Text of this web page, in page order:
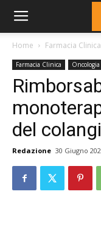
Home Farmacia Clinica
Farmacia Clinica Oncologia
del
Redazione 30 Giugno